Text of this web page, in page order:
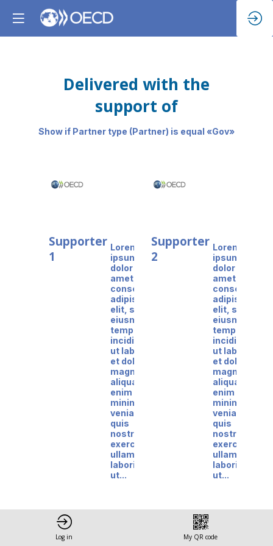
Delivered with the
support of
Show if Partner type (Partner) is equal «Gov»
Supporter
1
Lorem
ipsum
dolor sit
amet,
consectetur
adipiscing
elit, sed do
eiusmod
tempor
incididunt
ut labore
et dolore
magna
aliqua. Ut
enim ad
minim
veniam,
quis
nostrud
exercitation
ullamco
laboris nisi
ut...
Supporter
2
Lorem
ipsum
dolor sit
amet,
consectetur
adipiscing
elit, sed do
eiusmod
tempor
incididunt
ut labore
et dolore
magna
aliqua. Ut
enim ad
minim
veniam,
quis
nostrud
exercitation
ullamco
laboris nisi
ut...
Log in My QR code